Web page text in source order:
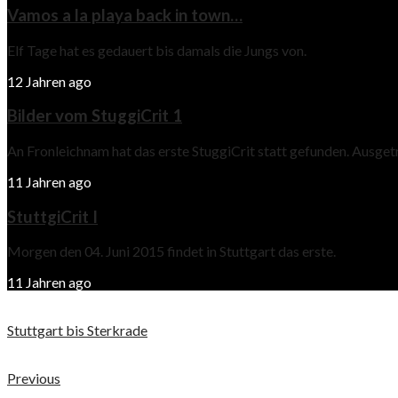
Vamos a la playa back in town…
Elf Tage hat es gedauert bis damals die Jungs von.
12 Jahren ago
Bilder vom StuggiCrit 1
An Fronleichnam hat das erste StuggiCrit statt gefunden.
11 Jahren ago
StuttgiCrit I
Morgen den 04. Juni 2015 findet in Stuttgart das erste.
11 Jahren ago
Stuttgart bis Sterkrade
Previous